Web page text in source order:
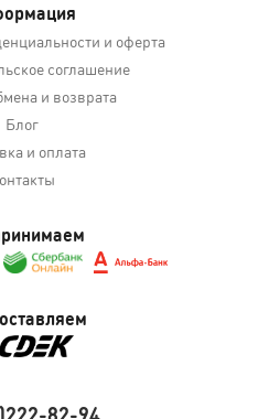
и оферта
соглашение
и возврата
Блог
и оплата